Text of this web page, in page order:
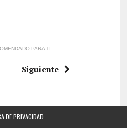
PARA TI
Siguiente
DE PRIVACIDAD